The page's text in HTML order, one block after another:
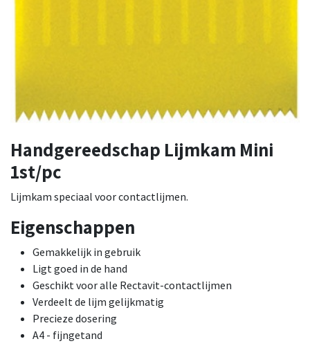
Handgereedschap Lijmkam Mini
1st/pc
Lijmkam speciaal voor contactlijmen.
Eigenschappen
Gemakkelijk in gebruik
Ligt goed in de hand
Geschikt voor alle Rectavit-contactlijmen
Verdeelt de lijm gelijkmatig
Precieze dosering
A4 - fijngetand